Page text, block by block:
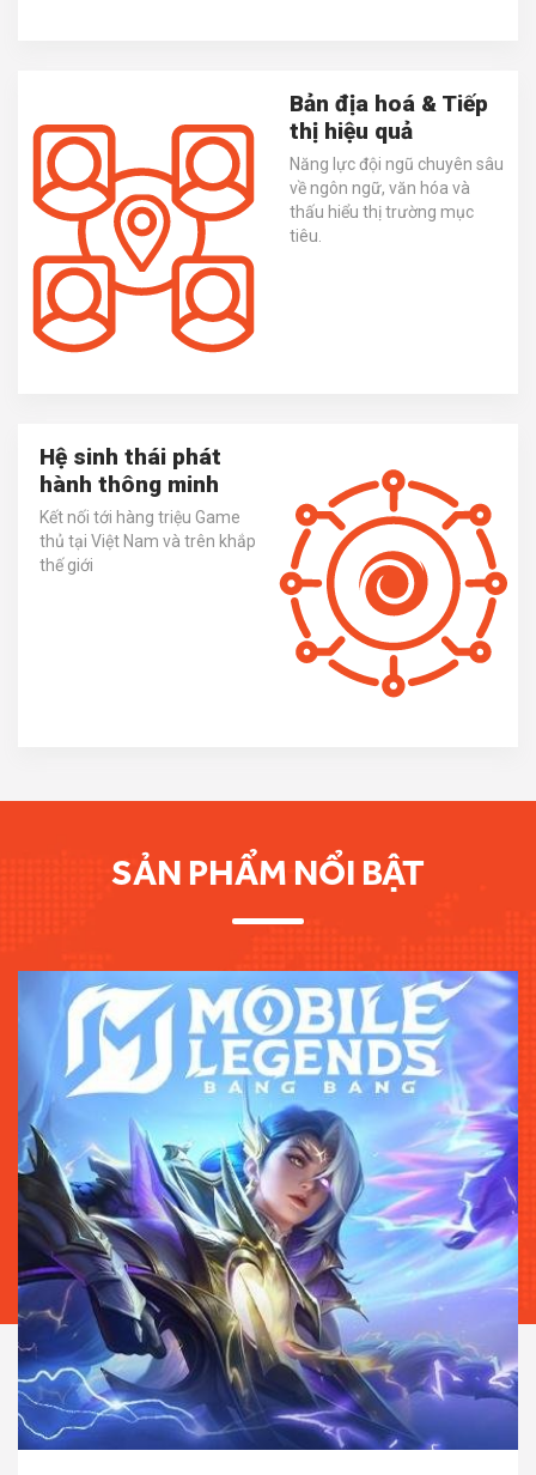
Bản địa hoá & Tiếp
thị hiệu quả
Năng lực đội ngũ chuyên sâu
về ngôn ngữ, văn hóa và
thấu hiểu thị trường mục
tiêu.
Hệ sinh thái phát
hành thông minh
Kết nối tới hàng triệu Game
thủ tại Việt Nam và trên khắp
thế giới
SẢN PHẨM NỔI BẬT